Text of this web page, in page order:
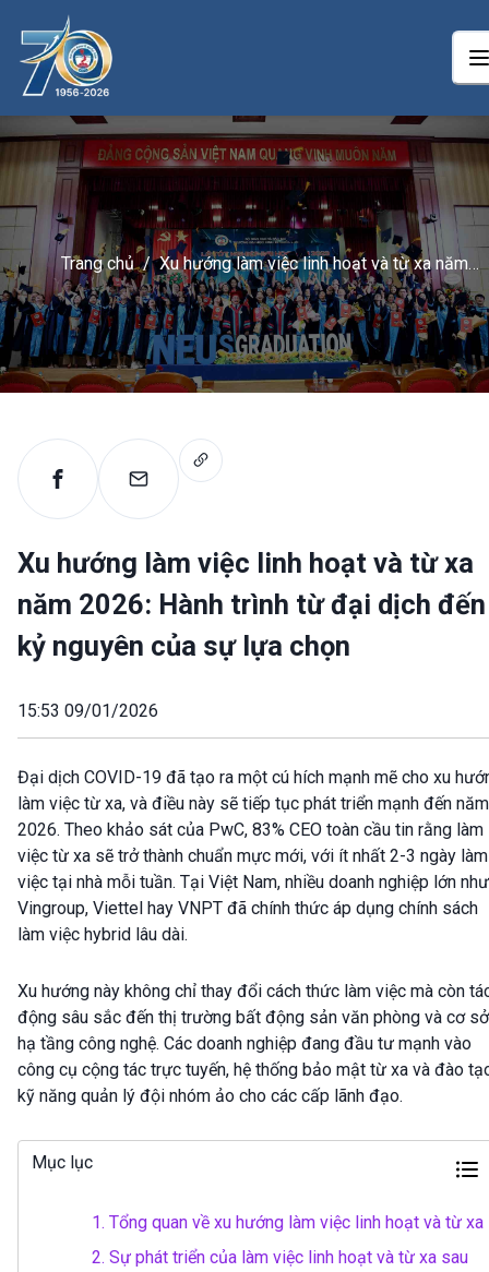
Trang chủ / Xu hướng làm việc linh hoạt và từ xa năm
2026: Hành trình từ đại dịch đến kỷ nguyên
của sự lựa chọn
Xu hướng làm việc linh hoạt và từ xa
năm 2026: Hành trình từ đại dịch đến
kỷ nguyên của sự lựa chọn
15:53 09/01/2026
Đại dịch COVID-19 đã tạo ra một cú hích mạnh mẽ cho xu
làm việc từ xa, và điều này sẽ tiếp tục phát triển mạnh đến năm
2026. Theo khảo sát của PwC, 83% CEO toàn cầu tin rằng làm
việc từ xa sẽ trở thành chuẩn mực mới, với ít nhất 2-3 ngày làm
việc tại nhà mỗi tuần. Tại Việt Nam, nhiều doanh nghiệp lớn như
Vingroup, Viettel hay VNPT đã chính thức áp dụng chính sách
làm việc hybrid lâu dài.
Xu hướng này không chỉ thay đổi cách thức làm việc mà còn
động sâu sắc đến thị trường bất động sản văn phòng và cơ sở
hạ tầng công nghệ. Các doanh nghiệp đang đầu tư mạnh vào
công cụ cộng tác trực tuyến, hệ thống bảo mật từ xa và đào
kỹ năng quản lý đội nhóm ảo cho các cấp lãnh đạo.
Mục lục
1. Tổng quan về xu hướng làm việc linh hoạt và từ xa
2. Sự phát triển của làm việc linh hoạt và từ xa sau